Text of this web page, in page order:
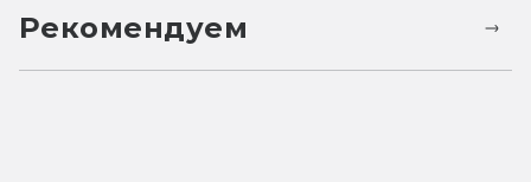
Рекомендуем